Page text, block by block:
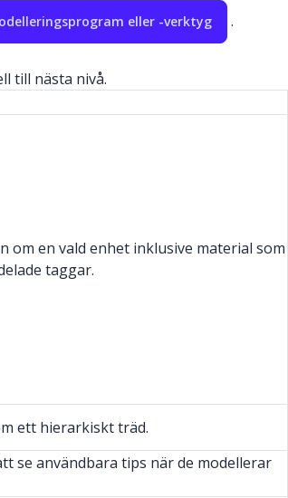
eller -verktyg .
till nästa nivå.
en vald enhet inklusive material som
taggar.
ett hierarkiskt träd.
se användbara tips när de modellerar